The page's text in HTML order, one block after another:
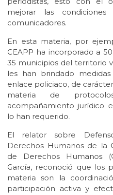
mejorar las
comunicadores.
En esta materia, por
CEAPP ha incorporado a
35 municipios del territorio
les han brindado
enlace policiaco, de
materia de
acompañamiento jurídico
lo han requerido.
El relator sobre
Derechos Humanos de la
de Derechos Humanos
García, reconoció que los
materia son la
participación activa y